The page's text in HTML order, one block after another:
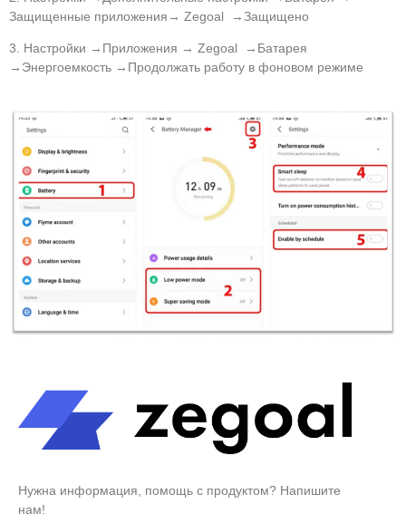
Защищенные приложения→ Zegoal →Защищено
3. Настройки →Приложения → Zegoal →Батарея
→Энергоемкость →Продолжать работу в фоновом режиме
Нужна информация, помощь с продуктом? Напишите
нам!